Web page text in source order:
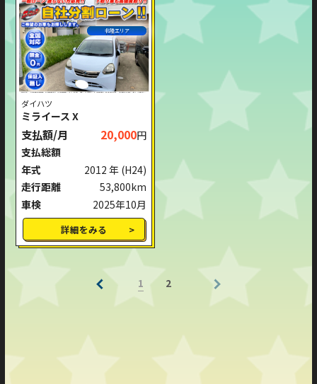
北陸エリア
ダイハツ
ミライース X
支払額/月 20,000円
支払総額
年式
2012 年 (H24)
走行距離
53,800km
車検
2025年10月
詳細をみる
1 2